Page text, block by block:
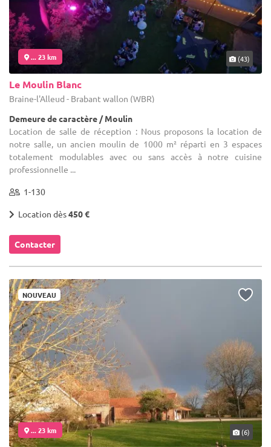
... 23 km (43)
Le Moulin Blanc
Braine-l'Alleud - Brabant wallon (WBR)
Demeure de caractère / Moulin
Location de salle de réception : Nous proposons la location de
notre salle, un ancien moulin de 1000 m² réparti en 3 espaces
totalement modulables avec ou sans accès à notre cuisine
professionnelle ...
1-130
Location dès450 €
Contacter
NOUVEAU
... 23 km (6)